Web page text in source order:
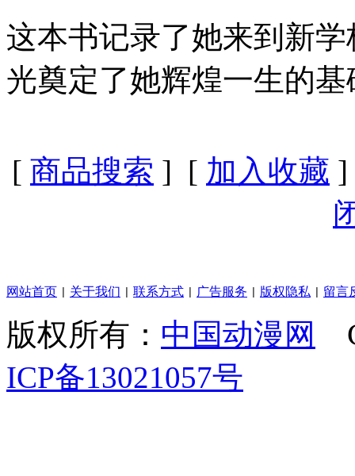
这本书记录了她来到新
光奠定了她辉煌一生的基
[ 商品搜索 ] [ 加入收藏
网站首页 关于我们 联系方式 广告服务 版权隐私 留言
版权所有： 中国动漫网
ICP备13021057号